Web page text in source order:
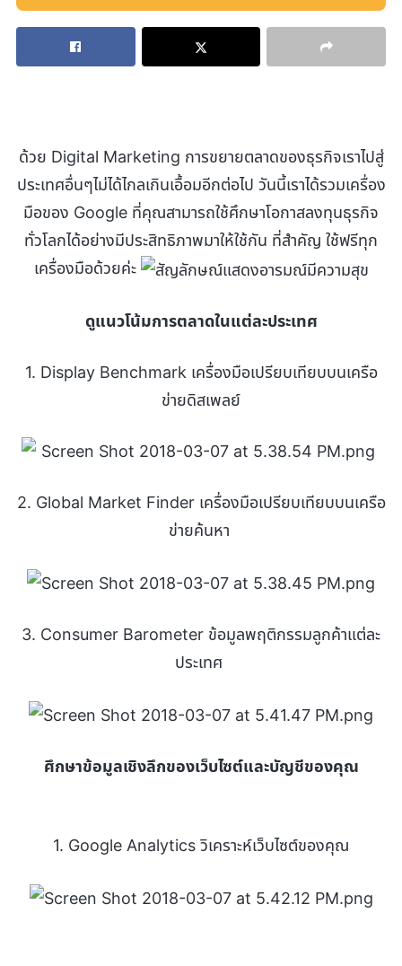
ด้วย Digital Marketing การขยายตลาดของธุรกิจเราไปสู่
ประเทศอื่นๆไม่ได้ไกลเกินเอื้อมอีกต่อไป วันนี้เราได้รวมเครื่อง
มือของ Google ที่คุณสามารถใช้ศึกษาโอกาสลงทุนธุรกิจ
ทั่วโลกได้อย่างมีประสิทธิภาพมาให้ใช้กัน ที่สำคัญ ใช้ฟรีทุก
เครื่องมือด้วยค่ะ
ดูแนวโน้มการตลาดในแต่ละประเทศ
1. Display Benchmark เครื่องมือเปรียบเทียบบนเครือ
ข่ายดิสเพลย์
2. Global Market Finder เครื่องมือเปรียบเทียบบนเครือ
ข่ายค้นหา
3. Consumer Barometer ข้อมูลพฤติกรรมลูกค้าแต่ละ
ประเทศ
ศึกษาข้อมูลเชิงลึกของเว็บไซต์และบัญชีของคุณ
1. Google Analytics วิเคราะห์เว็บไซต์ของคุณ